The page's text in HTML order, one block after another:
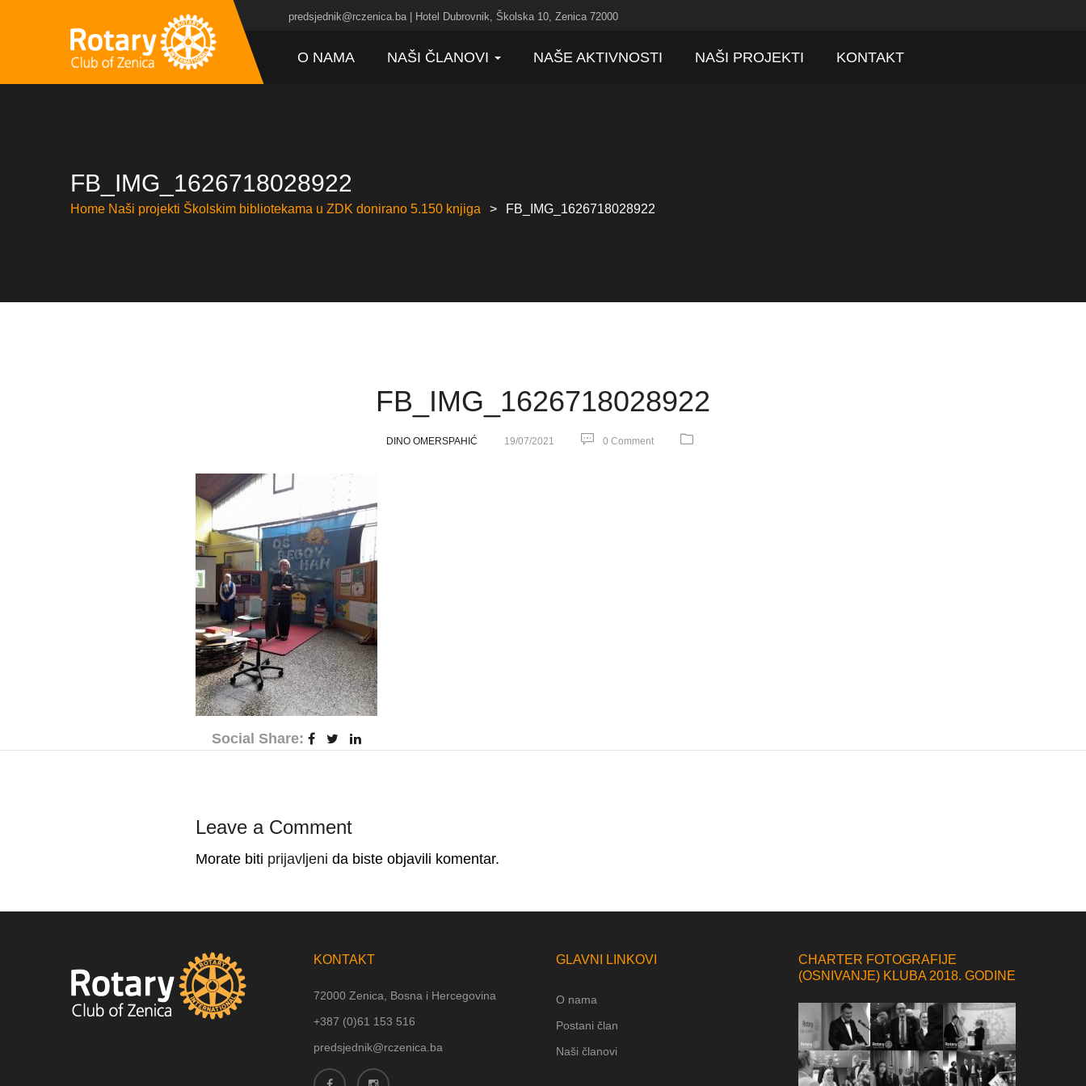
predsjednik@rczenica.ba | Hotel Dubrovnik, Školska 10, Zenica 72000
O NAMA NAŠI ČLANOVI NAŠE AKTIVNOSTI NAŠI PROJEKTI KONTAKT
FB_IMG_1626718028922
Home Naši projekti Školskim bibliotekama u ZDK donirano 5.150 knjiga FB_IMG_1626718028922
FB_IMG_1626718028922
DINO OMERSPAHIĆ 19/07/2021 0 Comment
Social Share:
Leave a Comment
Morate biti prijavljeni da biste objavili komentar.
KONTAKT
72000 Zenica, Bosna i Hercegovina
+387 (0)61 153 516
predsjednik@rczenica.ba
GLAVNI LINKOVI
O nama
Postani član
Naši članovi
CHARTER FOTOGRAFIJE
(OSNIVANJE) KLUBA 2018. GODINE